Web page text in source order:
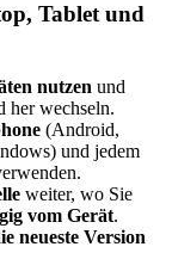
Tablet und
nutzen und
her wechseln.
(Android,
und jedem
weiter, wo Sie
vom Gerät.
neueste Version